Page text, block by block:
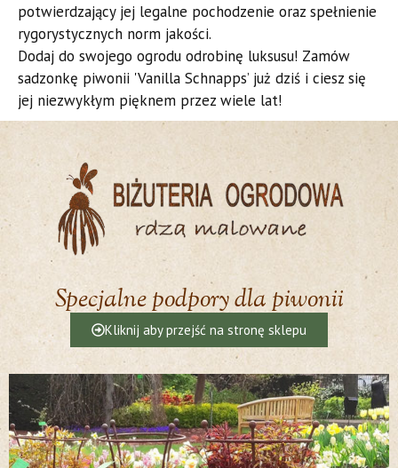
potwierdzający jej legalne pochodzenie oraz spełnienie
rygorystycznych norm jakości.
Dodaj do swojego ogrodu odrobinę luksusu! Zamów
sadzonkę piwonii 'Vanilla Schnapps’ już dziś i ciesz się
jej niezwykłym pięknem przez wiele lat!
Specjalne podpory dla piwonii
Kliknij aby przejść na stronę sklepu